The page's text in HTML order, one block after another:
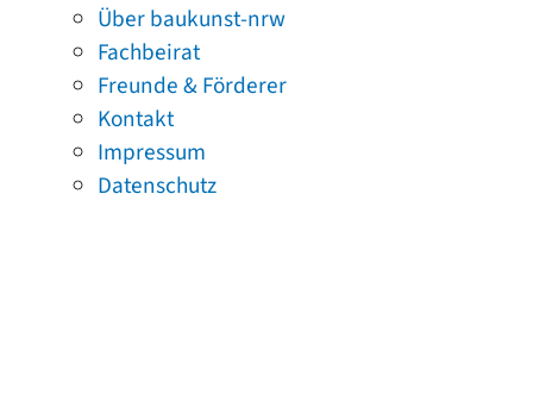
Über baukunst-nrw
Fachbeirat
Freunde & Förderer
Kontakt
Impressum
Datenschutz